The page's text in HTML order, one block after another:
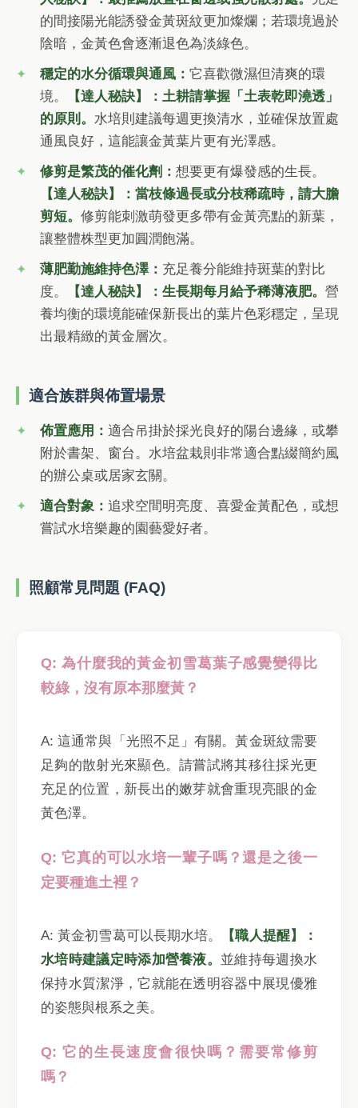
的間接陽光能誘發金黃斑紋更加燦爛；若環境過於
陰暗，金黃色會逐漸退色為淡綠色。
穩定的水分循環與通風：它喜歡微濕但清爽的環
境。
【達人秘訣】：土耕請掌握「土表乾即澆透」
的原則。 水培則建議每週更換清水，並確保放置處
通風良好，這能讓金黃葉片更有光澤感。
修剪是繁茂的催化劑：想要更有爆發感的生長。
【達人秘訣】：當枝條過長或分枝稀疏時，請大膽
剪短。修剪能刺激萌發更多帶有金黃亮點的新葉，
讓整體株型更加圓潤飽滿。
薄肥勤施維持色澤： 充足養分能維持斑葉的對比
度。
【達人秘訣】：生長期每月給予稀薄液肥。營
養均衡的環境能確保新長出的葉片色彩穩定，呈現
出最精緻的黃金層次。
適合族群與佈置場景
佈置應用：適合吊掛於採光良好的陽台邊緣，或攀
附於書架、窗台。水培盆栽則非常適合點綴簡約風
的辦公桌或居家玄關。
適合對象：追求空間明亮度、喜愛金黃配色，或想
嘗試水培樂趣的園藝愛好者。
照顧常見問題 (FAQ)
Q: 為什麼我的黃金初雪葛葉子感覺變得比
較綠，沒有原本那麼黃？
A: 這通常與「光照不足」有關。黃金斑紋需要
足夠的散射光來顯色。請嘗試將其移往採光更
充足的位置，新長出的嫩芽就會重現亮眼的金
黃色澤。
Q: 它真的可以水培一輩子嗎？還是之後一
定要種進土裡？
A: 黃金初雪葛可以長期水培。
【職人提醒】：
水培時建議定時添加營養液。 並維持每週換水
保持水質潔淨，它就能在透明容器中展現優雅
的姿態與根系之美。
Q: 它的生長速度會很快嗎？需要常修剪
嗎？